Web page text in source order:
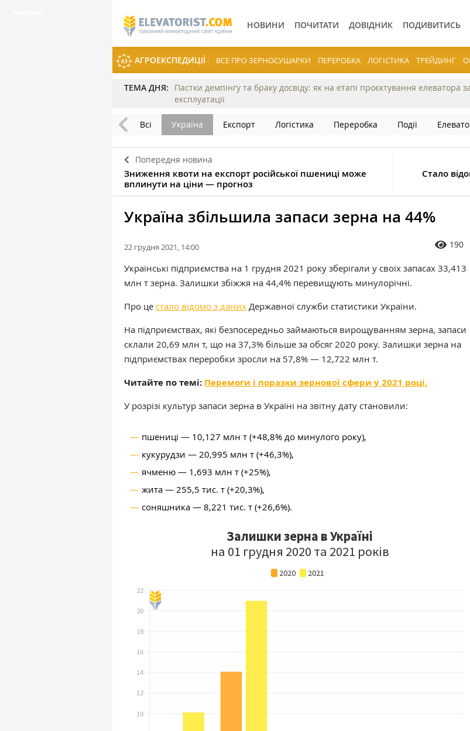
НОВИНИ ПОЧИТАТИ ДОВІДНИК ПОДИВИТИСЬ
АГРОЕКСПЕДИЦІЇ ВСЕ ПРО ЗЕРНОСУШАРКИ ПЕРЕРОБКА ЛОГІСТИКА ТРЕЙДИНГ
ТЕМА ДНЯ:
Пастки демпінгу та браку досвіду: як на етапі проєктування елеватора
експлуатації
Всі Україна Експорт Логістика Переробка Події
Попередня новина
Зниження квоти на експорт російської пшениці може
вплинути на ціни — прогноз
Стало
Україна збільшила запаси зерна на 44%
22 грудня 2021, 14:00 190
Українські підприємства на 1 грудня 2021 року зберігали у своїх запасах 33,413
млн т зерна. Залишки збіжжя на 44,4% перевищують минулорічні.
Про це стало відомо з даних Державної служби статистики України.
На підприємствах, які безпосередньо займаються вирощуванням зерна, запаси
склали 20,69 млн т, що на 37,3% більше за обсяг 2020 року. Залишки зерна на
підприємствах переробки зросли на 57,8% — 12,722 млн т.
Читайте по темі: Перемоги і поразки зернової сфери у 2021 році.
У розрізі культур запаси зерна в Україні на звітну дату становили:
пшениці — 10,127 млн ​​т (+48,8% до минулого року),
кукурудзи — 20,995 млн т (+46,3%),
ячменю — 1,693 млн т (+25%),
жита — 255,5 тис. т (+20,3%),
соняшника — 8,221 тис. т (+26,6%).